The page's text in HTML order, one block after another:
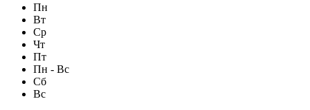
Пн
Вт
Ср
Чт
Пт
Пн - Вс
Сб
Вс